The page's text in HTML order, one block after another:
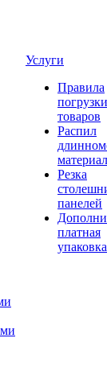
Услуги
Правила
погрузки
товаров
Распил
Резка
панелей
платная
упаковка